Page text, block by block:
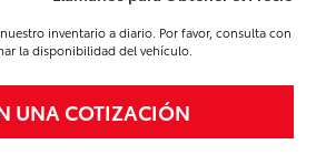
inventario a diario. Por favor, consulta con
la disponibilidad del vehículo.
UNA COTIZACIÓN